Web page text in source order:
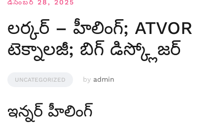
డిసెంబర్ 28, 2025
లర్కర్ – హీలింగ్; ATVOR
టెక్నాలజీ; బిగ్ డిస్క్లోజర్
UNCATEGORIZED by admin
ఇన్నర్ హీలింగ్